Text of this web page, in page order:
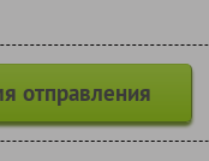
отправления